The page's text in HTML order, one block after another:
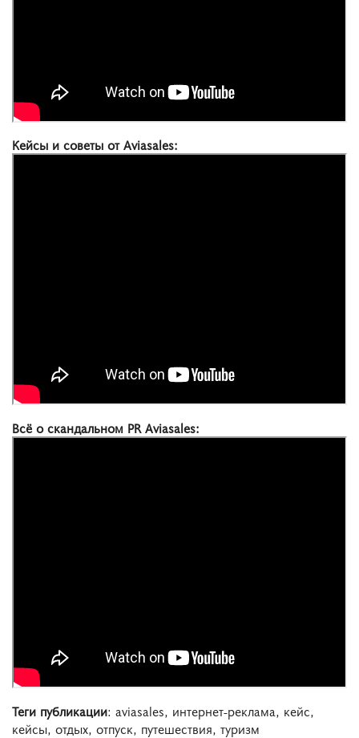
Кейсы и советы от Aviasales:
Всё о скандальном PR Aviasales:
Теги публикации: aviasales, интернет-реклама, кейс,
кейсы, отдых, отпуск, путешествия, туризм